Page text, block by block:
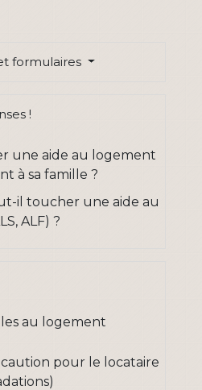
formulaires
!
une aide au logement
à sa famille ?
il toucher une aide au
ALF) ?
au logement
caution pour le locataire